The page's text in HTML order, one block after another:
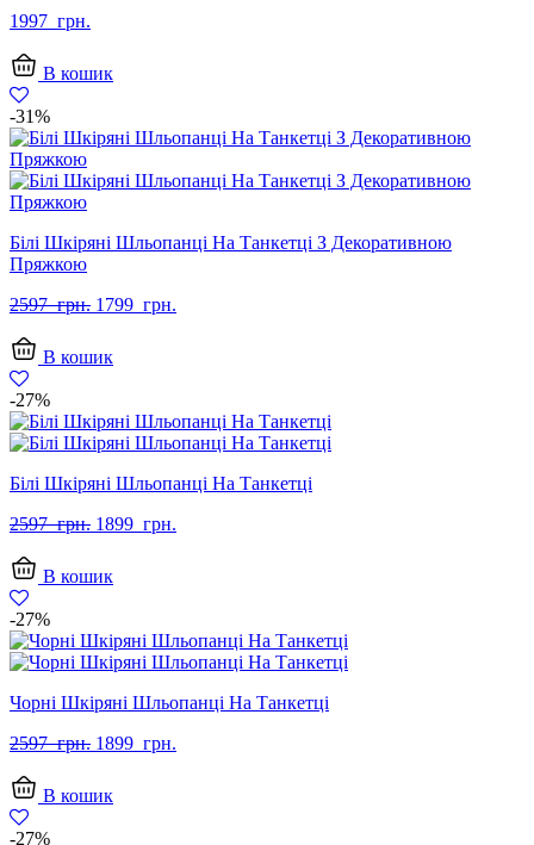
1997 грн.
В кошик
-31%
Білі Шкіряні Шльопанці На Танкетці З Декоративною
Пряжкою
2597 грн. Оригінальна
грн..
1799 грн.
В кошик
-27%
Білі Шкіряні Шльопанці На Танкетці
2597 грн. Оригінальна
грн..
1899 грн.
В кошик
-27%
Чорні Шкіряні Шльопанці На Танкетці
2597 грн. Оригінальна
грн..
1899 грн.
В кошик
-27%